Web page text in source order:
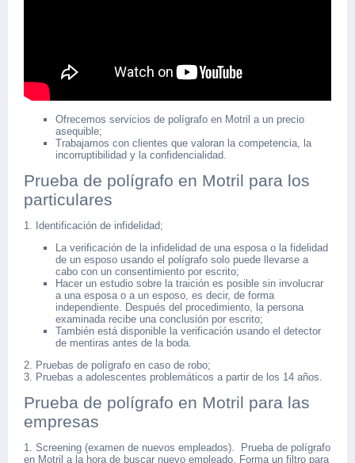
Ofrecemos servicios de polígrafo en Motril a un precio
asequible;
Trabajamos con clientes que valoran la competencia, la
incorruptibilidad y la confidencialidad.
Prueba de polígrafo en Motril para los
particulares
1. Identificación de infidelidad;
La verificación de la infidelidad de una esposa o la fidelidad
de un esposo usando el polígrafo solo puede llevarse a
cabo con un consentimiento por escrito;
Hacer un estudio sobre la traición es posible sin involucrar
a una esposa o a un esposo, es decir, de forma
independiente. Después del procedimiento, la persona
examinada recibe una conclusión por escrito;
También está disponible la verificación usando el detector
de mentiras antes de la boda.
2. Pruebas de polígrafo en caso de robo;
3. Pruebas a adolescentes problemáticos a partir de los 14 años.
Prueba de polígrafo en Motril para las
empresas
1. Screening (examen de nuevos empleados). Prueba de polígrafo
en Motril a la hora de buscar nuevo empleado. Forma un filtro para